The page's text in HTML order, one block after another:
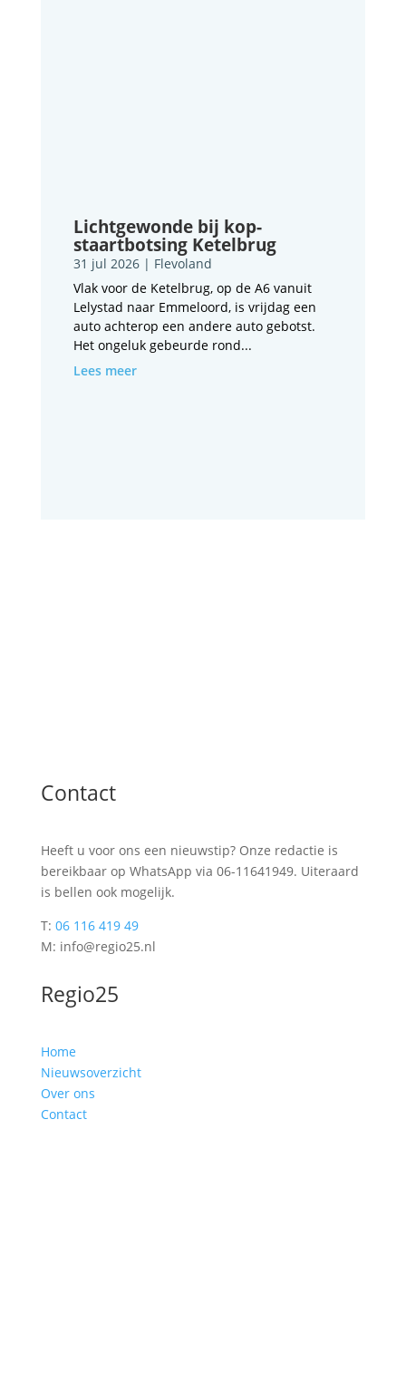
Lichtgewonde bij kop-
staartbotsing Ketelbrug
31 jul 2026| Flevoland
Vlak voor de Ketelbrug, op de A6 vanuit
Lelystad naar Emmeloord, is vrijdag een
auto achterop een andere auto gebotst.
Het ongeluk gebeurde rond...
Lees meer
Contact
Heeft u voor ons een nieuwstip? Onze redactie is
bereikbaar op WhatsApp via 06-11641949. Uiteraard
is bellen ook mogelijk.
T: 06 116 419 49
M: info@regio25.nl
Regio25
Home
Nieuwsoverzicht
Over ons
Contact